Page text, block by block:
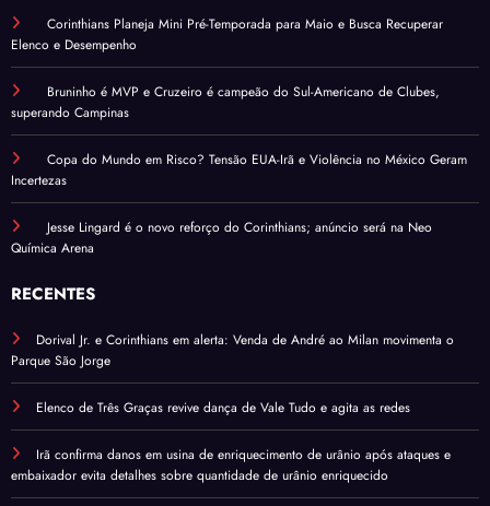
Corinthians Planeja Mini Pré-Temporada para Maio e Busca Recuperar
Elenco e Desempenho
Bruninho é MVP e Cruzeiro é campeão do Sul-Americano de Clubes,
superando Campinas
Copa do Mundo em Risco? Tensão EUA-Irã e Violência no México Geram
Incertezas
Jesse Lingard é o novo reforço do Corinthians; anúncio será na Neo
Química Arena
RECENTES
Dorival Jr. e Corinthians em alerta: Venda de André ao Milan movimenta o
Parque São Jorge
Elenco de Três Graças revive dança de Vale Tudo e agita as redes
Irã confirma danos em usina de enriquecimento de urânio após ataques e
embaixador evita detalhes sobre quantidade de urânio enriquecido